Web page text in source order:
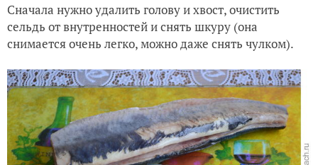
Сначала нужно удалить голову и хвост, очистить
сельдь от внутренностей и снять шкуру (она
снимается очень легко, можно даже снять чулком).